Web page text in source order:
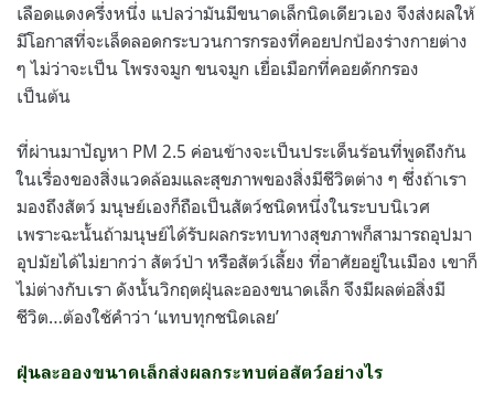
เลือดแดงครึ่งหนึ่ง แปลว่ามันมีขนาดเล็กนิดเดียวเอง จึงส่งผลให้
มีโอกาสที่จะเล็ดลอดกระบวนการกรองที่คอยปกป้องร่างกายต่าง
ๆ ไม่ว่าจะเป็น โพรงจมูก ขนจมูก เยื่อเมือกที่คอยดักกรอง
เป็นต้น
ที่ผ่านมาปัญหา PM 2.5 ค่อนข้างจะเป็นประเด็นร้อนที่พูดถึงกัน
ในเรื่องของสิ่งแวดล้อมและสุขภาพของสิ่งมีชีวิตต่าง ๆ ซึ่งถ้าเรา
มองถึงสัตว์ มนุษย์เองก็ถือเป็นสัตว์ชนิดหนึ่งในระบบนิเวศ
เพราะฉะนั้นถ้ามนุษย์ได้รับผลกระทบทางสุขภาพก็สามารถอุปมา
อุปมัยได้ไม่ยากว่า สัตว์ป่า หรือสัตว์เลี้ยง ที่อาศัยอยู่ในเมือง เขาก็
ไม่ต่างกับเรา ดังนั้นวิกฤตฝุ่นละอองขนาดเล็ก จึงมีผลต่อสิ่งมี
ชีวิต…ต้องใช้คำว่า ‘แทบทุกชนิดเลย’
ฝุ่นละอองขนาดเล็กส่งผลกระทบต่อสัตว์อย่างไร